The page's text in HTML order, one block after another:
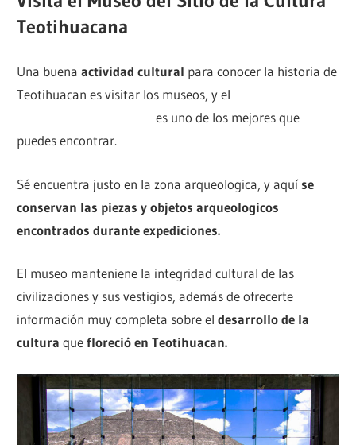
Teotihuacana
Una buenaactividad cultural para conocer la historia de
Teotihuacan es visitar los museos, y el
es uno de los mejores que
puedes encontrar.
Sé encuentra justo en la zona arqueologica, y aquíse
conservan las piezas y objetos arqueologicos
encontrados durante expediciones.
El museo manteniene la integridad cultural de las
civilizaciones y sus vestigios, además de ofrecerte
información muy completa sobre el desarrollo de la
cultura quefloreció en Teotihuacan.